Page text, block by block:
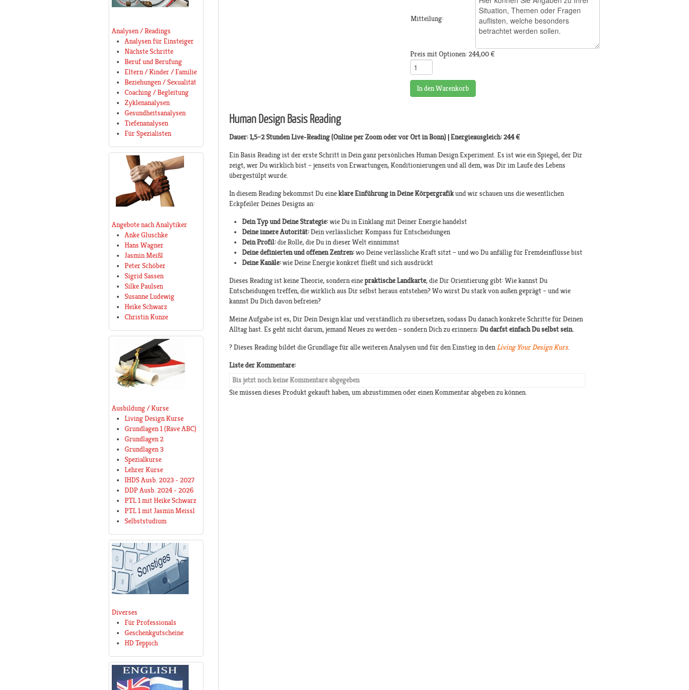
Mitteilung:
Preis mit Optionen: 244,00 €
In den Warenkorb
Human Design Basis Reading
Dauer: 1,5–2 Stunden Live-Reading (Online per Zoom oder vor Ort in Bonn) | Energieausgleich: 244 €
Ein Basis Reading ist der erste Schritt in Dein ganz persönliches Human Design Experiment. Es ist wie ein Spiegel, der Dir
zeigt, wer Du wirklich bist – jenseits von Erwartungen, Konditionierungen und all dem, was Dir im Laufe des Lebens
übergestülpt wurde.
In diesem Reading bekommst Du eineklare Einführung in Deine Körpergrafikund wir schauen uns die wesentlichen
Eckpfeiler Deines Designs an:
Dein Typ und Deine Strategie:wie Du in Einklang mit Deiner Energie handelst
Deine innere Autorität:Dein verlässlicher Kompass für Entscheidungen
Dein Profil:die Rolle, die Du in dieser Welt einnimmst
Deine definierten und offenen Zentren:wo Deine verlässliche Kraft sitzt – und wo Du anfällig für Fremdeinflüsse bist
Deine Kanäle:wie Deine Energie konkret fließt und sich ausdrückt
Dieses Reading ist keine Theorie, sondern einepraktische Landkarte, die Dir Orientierung gibt: Wie kannst Du
Entscheidungen treffen, die wirklich aus Dir selbst heraus entstehen? Wo wirst Du stark von außen geprägt – und wie
kannst Du Dich davon befreien?
Meine Aufgabe ist es, Dir Dein Design klar und verständlich zu übersetzen, sodass Du danach konkrete Schritte für Deinen
Alltag hast. Es geht nicht darum, jemand Neues zu werden – sondern Dich zu erinnern:Du darfst einfach Du selbst sein.
? Dieses Reading bildet die Grundlage für alle weiteren Analysen und für den Einstieg in denLiving Your Design Kurs.
Liste der Kommentare:
Bis jetzt noch keine Kommentare abgegeben
Sie müssen dieses Produkt gekauft haben, um abzustimmen oder einen Kommentar abgeben zu können.
Analysen / Readings
Analysen für Einsteiger
Nächste Schritte
Beruf und Berufung
Eltern / Kinder / Familie
Beziehungen / Sexualität
Coaching / Begleitung
Zyklenanalysen
Gesundheitsanalysen
Tiefenanalysen
Für Spezialisten
Angebote nach Analytiker
Anke Gluschke
Hans Wagner
Jasmin Meißl
Peter Schöber
Sigrid Sassen
Silke Paulsen
Susanne Ludewig
Heike Schwarz
Christin Kunze
Ausbildung / Kurse
Living Design Kurse
Grundlagen 1 (Rave ABC)
Grundlagen 2
Grundlagen 3
Spezialkurse
Lehrer Kurse
IHDS Ausb. 2023 - 2027
DDP Ausb. 2024 - 2026
PTL 1 mit Heike Schwarz
PTL 1 mit Jasmin Meissl
Selbststudium
Diverses
Für Professionals
Geschenkgutscheine
HD Teppich